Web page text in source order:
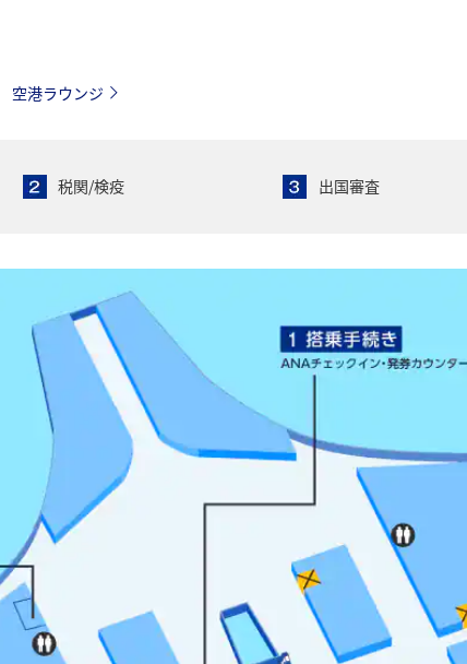
空港ラウンジ
税関/検疫 出国審査